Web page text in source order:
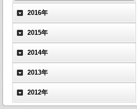
2016年
2015年
2014年
2013年
2012年